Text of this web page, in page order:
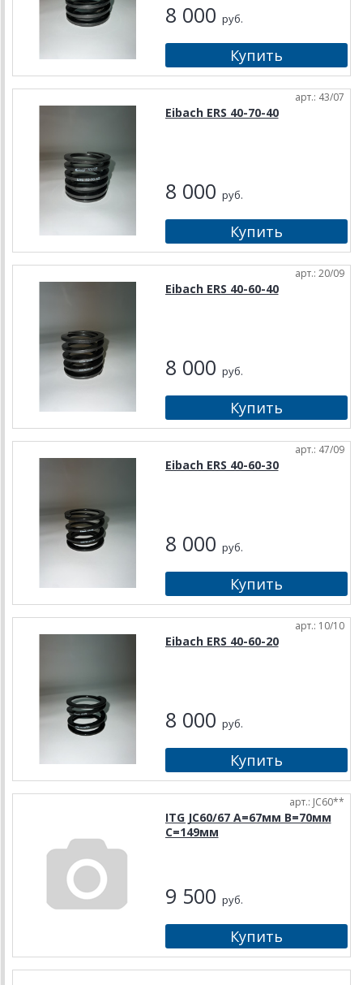
8 000 руб.
арт.: 43/07
Eibach ERS 40-70-40
8 000 руб.
арт.: 20/09
Eibach ERS 40-60-40
8 000 руб.
арт.: 47/09
Eibach ERS 40-60-30
8 000 руб.
арт.: 10/10
Eibach ERS 40-60-20
8 000 руб.
арт.: JC60**
ITG JC60/67 A=67мм B=70мм
C=149мм
9 500 руб.